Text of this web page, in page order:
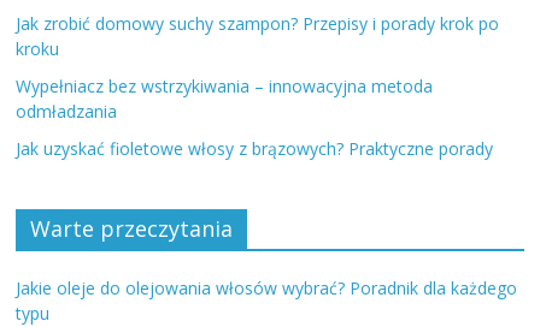
Jak zrobić domowy suchy szampon? Przepisy i porady krok po
kroku
Wypełniacz bez wstrzykiwania – innowacyjna metoda
odmładzania
Jak uzyskać fioletowe włosy z brązowych? Praktyczne porady
Warte przeczytania
Jakie oleje do olejowania włosów wybrać? Poradnik dla każdego
typu